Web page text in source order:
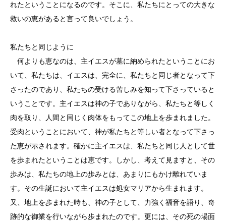
れたということになるのです。そこに、私たちにとっての大きな
救いの恵があると言って良いでしょう。
私たちと同じように
何よりも恵なのは、主イエスが墓に納められたということにお
いて、私たちは、イエスは、完全に、私たちと同じ者となって下
さったのであり、私たちの受ける苦しみを知って下さっていると
いうことです。主イエスは神の子でありながら、私たちと等しく
肉を取り、人間と同じく肉体をもってこの地上を歩まれました。
受肉ということにおいて、神が私たちと等しい者となって下さっ
た恵が示されます。確かに主イエスは、私たちと同じ人として世
を歩まれたということは恵です。しかし、考えて見ますと、その
歩みは、私たちの地上の歩みとは、あまりにもかけ離れていま
す。その生誕において主イエスは処女マリアから生まれます。
又、地上を歩まれた時も、神の子として、力強く福音を語り、奇
跡的な御業を行いながら歩まれたのです。更には、その死の場面